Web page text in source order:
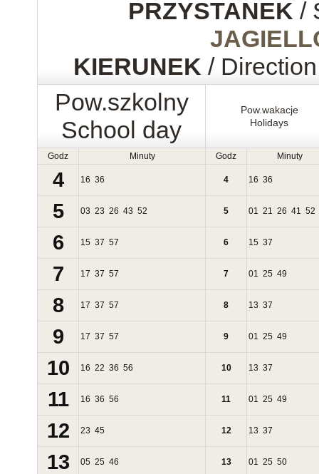
PRZYSTANEK /
KIERUNEK /
Pow.szkolny
School day
Pow.wakacje
Holidays
Godz Minuty Godz Minuty
4 16 36 4 16 36
5 03 23 26 43 52 5 01 21 26 41 52
6 15 37 57 6 15 37
7 17 37 57 7 01 25 49
8 17 37 57 8 13 37
9 17 37 57 9 01 25 49
10 16 22 36 56 10 13 37
11 16 36 56 11 01 25 49
12 23 45 12 13 37
13 05 25 46 13 01 25 50